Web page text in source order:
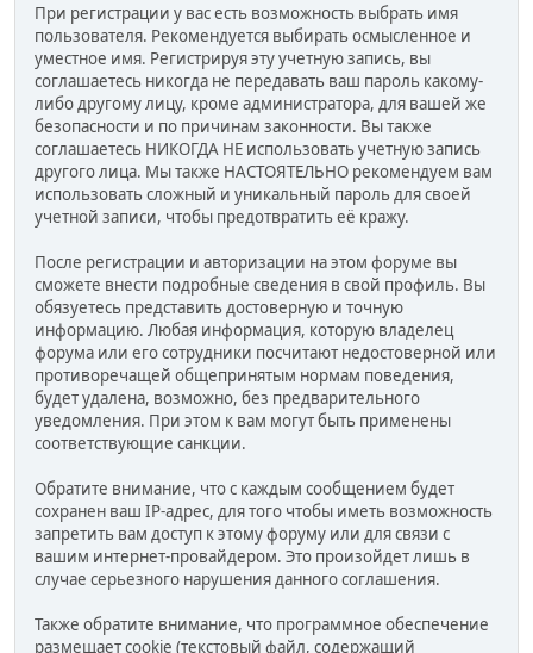
При регистрации у вас есть возможность выбрать имя
пользователя. Рекомендуется выбирать осмысленное и
уместное имя. Регистрируя эту учетную запись, вы
соглашаетесь никогда не передавать ваш пароль какому-
либо другому лицу, кроме администратора, для вашей же
безопасности и по причинам законности. Вы также
соглашаетесь НИКОГДА НЕ использовать учетную запись
другого лица. Мы также НАСТОЯТЕЛЬНО рекомендуем вам
использовать сложный и уникальный пароль для своей
учетной записи, чтобы предотвратить её кражу.
После регистрации и авторизации на этом форуме вы
сможете внести подробные сведения в свой профиль. Вы
обязуетесь представить достоверную и точную
информацию. Любая информация, которую владелец
форума или его сотрудники посчитают недостоверной или
противоречащей общепринятым нормам поведения,
будет удалена, возможно, без предварительного
уведомления. При этом к вам могут быть применены
соответствующие санкции.
Обратите внимание, что с каждым сообщением будет
сохранен ваш IP-адрес, для того чтобы иметь возможность
запретить вам доступ к этому форуму или для связи с
вашим интернет-провайдером. Это произойдет лишь в
случае серьезного нарушения данного соглашения.
Также обратите внимание, что программное обеспечение
размещает cookie (текстовый файл, содержащий